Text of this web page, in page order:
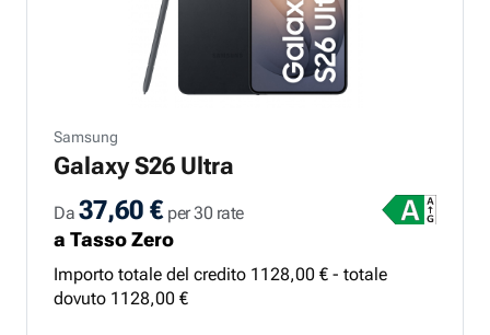
Samsung
Galaxy S26 Ultra
Da 37,60 €per 30 rate
a Tasso Zero
Importo totale del credito 1128,00 € - totale
dovuto 1128,00 €